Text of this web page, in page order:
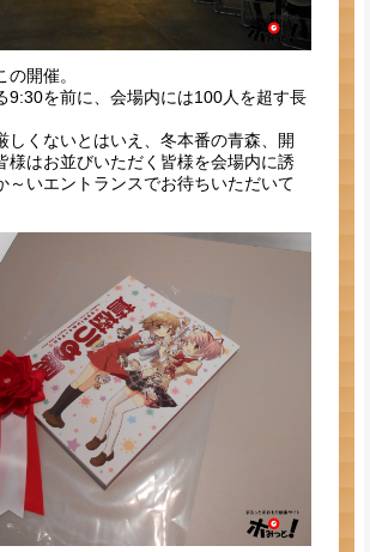
開催。
9:30を前に、会場内には100人を超す長
しくないとはいえ、冬本番の青森、開
様はお並びいただく皆様を会場内に誘
～いエントランスでお待ちいただいて